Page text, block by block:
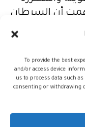
To provide the best
and/or access device
us to process data such
consenting or withdrawing
فهمت أن السرطان
للعديد من
لتغطية
يستوجب
صارم في تطبيق
وإجراء
بدأ ُت بمساعدة
حتى نضجت
المرضى